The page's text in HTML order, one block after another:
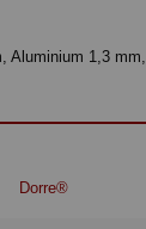
Aluminium 1,3
Dorre®